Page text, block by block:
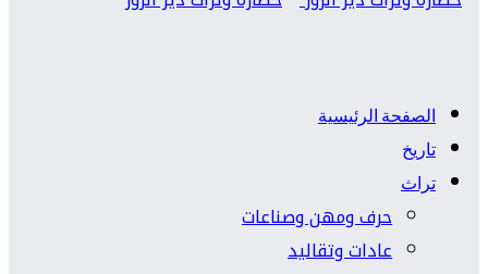
الصفحة الرئيسية
تاريخ
تراث
حرف ومهن وصناعات
عادات وتقاليد